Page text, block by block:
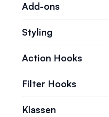
Add-ons
Styling
Action Hooks
Filter Hooks
Klassen